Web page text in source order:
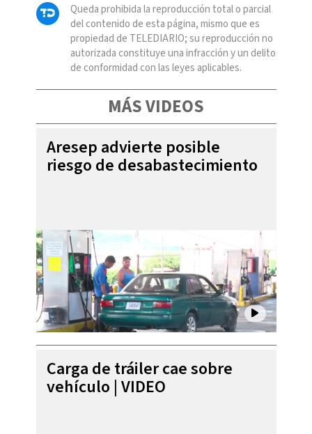
Queda prohibida la reproducción total o parcial
del contenido de esta página, mismo que es
propiedad de TELEDIARIO; su reproducción no
autorizada constituye una infracción y un delito
de conformidad con las leyes aplicables.
MÁS VIDEOS
Aresep advierte posible
riesgo de desabastecimiento
Carga de tráiler cae sobre
vehículo | VIDEO